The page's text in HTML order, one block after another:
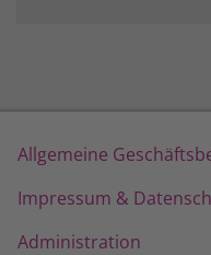
Allgemeine
Impressum &
Administration